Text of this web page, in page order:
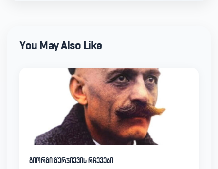
You May Also Like
გიორგი გურჯიევის რჩევები